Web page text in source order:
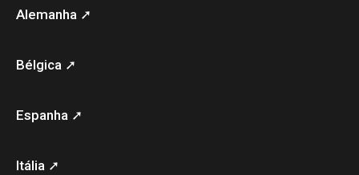
Alemanha ➚
Bélgica ➚
Espanha ➚
Itália ➚